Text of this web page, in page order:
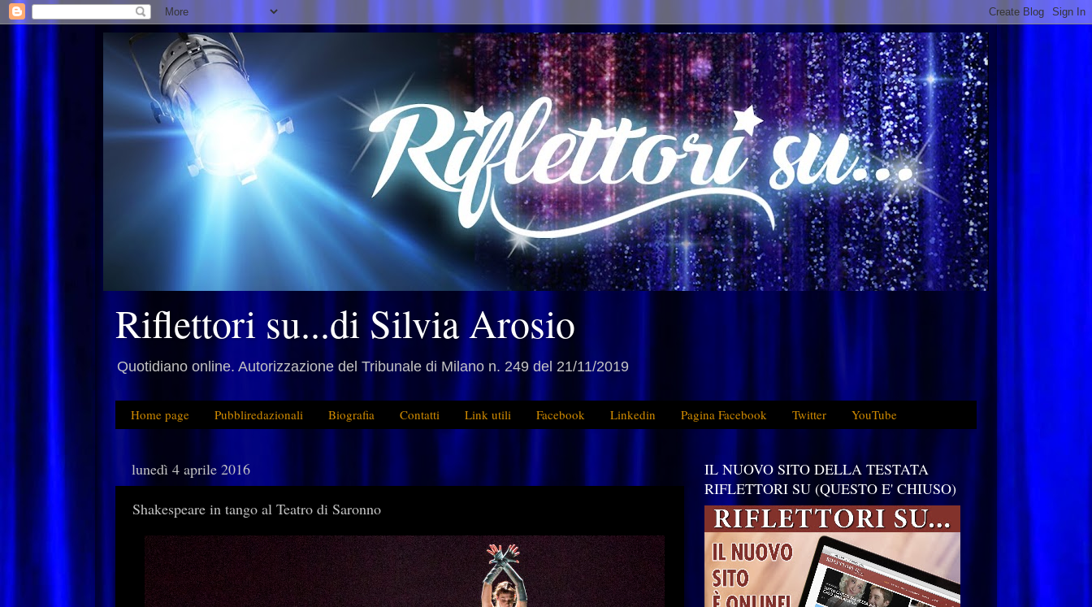
Riflettori su...di Silvia Arosio
Quotidiano online. Autorizzazione del Tribunale di Milano n. 249 del 21/11/2019
Home page Pubbliredazionali Biografia Contatti Link utili Facebook Linkedin Pagina Facebook Twitter YouTube
lunedì 4 aprile 2016
Shakespeare in tango al Teatro di Saronno
IL NUOVO SITO DELLA TESTATA
RIFLETTORI SU (QUESTO E' CHIUSO)